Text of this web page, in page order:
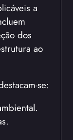
a
dos
ao
se: